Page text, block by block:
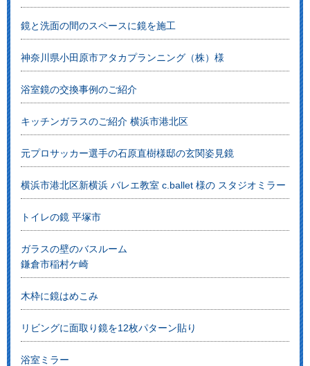
鏡と洗面の間のスペースに鏡を施工
神奈川県小田原市アタカプランニング（株）様
浴室鏡の交換事例のご紹介
キッチンガラスのご紹介 横浜市港北区
元プロサッカー選手の石原直樹様邸の玄関姿見鏡
横浜市港北区新横浜 バレエ教室 c.ballet 様の スタジオミラー
トイレの鏡 平塚市
ガラスの壁のバスルーム
鎌倉市稲村ケ崎
木枠に鏡はめこみ
リビングに面取り鏡を12枚パターン貼り
浴室ミラー